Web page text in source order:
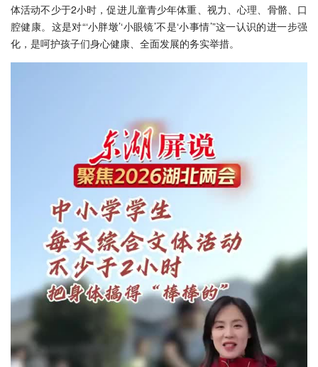
体活动不少于2小时，促进儿童青少年体重、视力、心理、骨骼、口
腔健康。这是对“‘小胖墩’‘小眼镜’不是‘小事情’”这一认识的进一步强
化，是呵护孩子们身心健康、全面发展的务实举措。